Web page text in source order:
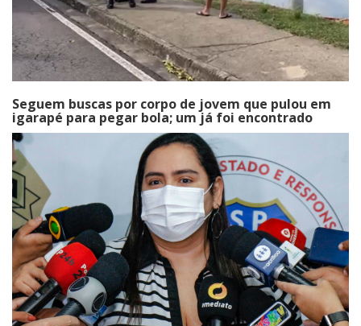
Seguem buscas por corpo de jovem que pulou em
igarapé para pegar bola; um já foi encontrado